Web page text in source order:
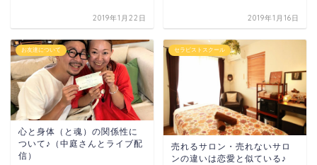
2019年1月22日 2019年1月16日
お友達について
心と身体（と魂）の関係性に
ついて♪（中庭さんとライブ配
信）
セラピストスクール
売れるサロン・売れないサロ
ンの違いは恋愛と似ている♪